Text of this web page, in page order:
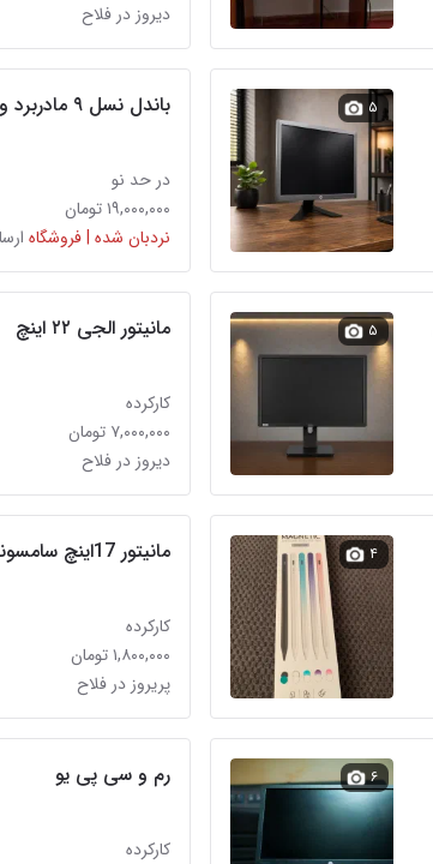
دیروز در فلاح
۵ باندل نسل ۹ مادربرد و سی‌پی‌یو
در حد نو
۱۹,۰۰۰,۰۰۰ تومان
نردبان شده | فروشگاه
۵ مانیتور الجی ۲۲ اینچ
کارکرده
۷,۰۰۰,۰۰۰ تومان
دیروز در فلاح
۴ مانیتور 17اینچ سامسونگ
کارکرده
۱,۸۰۰,۰۰۰ تومان
پریروز در فلاح
۶ رم و‌ سی پی یو
کارکرده